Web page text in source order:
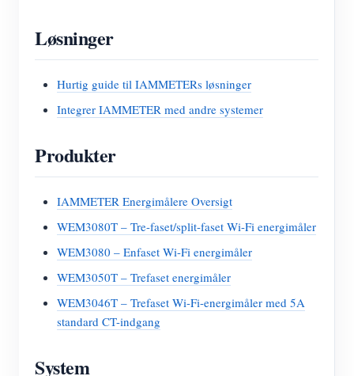
Løsninger
Hurtig guide til IAMMETERs løsninger
Integrer IAMMETER med andre systemer
Produkter
IAMMETER Energimålere Oversigt
WEM3080T – Tre-faset/split-faset Wi-Fi energimåler
WEM3080 – Enfaset Wi-Fi energimåler
WEM3050T – Trefaset energimåler
WEM3046T – Trefaset Wi-Fi-energimåler med 5A
standard CT-indgang
System